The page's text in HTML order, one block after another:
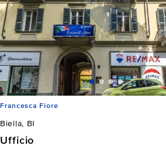
Francesca Fiore
Biella, BI
Ufficio